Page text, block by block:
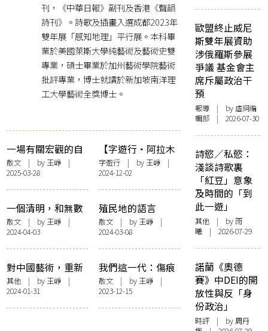
刊，《中華日報》副刊及香港《聲韻
詩刊》。詩歌及插畫入選成都2023年
雙年展「感知地理」平行展。本科畢
業於美國萊斯大學純藝術及藝術史雙
專業，碩士畢業於加州藝術學院藝術
批評專業，博士就讀於新加坡南洋理
工大學藝術全獎博士。
一場有關宏觀的自
我辯論
散文 | by 王崢 |
2025-03-28
【字遊行・阿拉木
圖】阿拉木圖隨想
字遊行| by 王崢|
2024-12-02
一個清明，和無數
個
散文 | by 王崢 |
2024-04-03
殖民地的語言
散文| by 王崢|
2024-03-08
對中國藝術，重新
談論自由
其他 | by 王崢 |
2024-01-31
我們這一代：傷痕
的權力
散文| by 王崢|
2023-12-15
歐盟終止威尼
斯雙年展資助
涉俄羅斯參展
爭議 基金會主
席斥屬政治干
預
報導 | by 虛詞編
輯部 | 2026-07-30
詩慾／私慾：
淺談詩歌裏
「紅豆」意象
及時間的「到
此一遊」
其他 | by 雨
曦 | 2026-07-29
諾蘭《奧德
賽》中DEI的開
放性與反「身
份政治」
時評 | by周丹